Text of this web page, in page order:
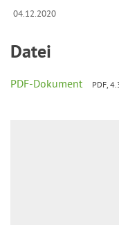
04.12.2020
Datei
PDF-Dokument PDF,